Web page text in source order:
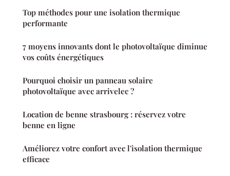
Top méthodes pour une isolation thermique
performante
7 moyens innovants dont le photovoltaïque diminue
vos coûts énergétiques
Pourquoi choisir un panneau solaire
photovoltaïque avec arrivelec ?
Location de benne strasbourg : réservez votre
benne en ligne
Améliorez votre confort avec l'isolation thermique
efficace